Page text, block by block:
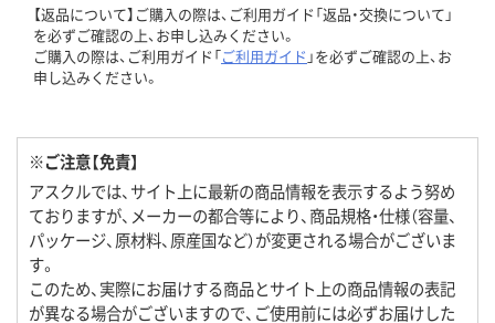
【返品について】ご購入の際は、ご利用ガイド「返品・交換について」
を必ずご確認の上、お申し込みください。
ご購入の際は、ご利用ガイド「ご利用ガイド 」を必ずご確認の上、お
申し込みください。
※ご注意【免責】
アスクルでは、サイト上に最新の商品情報を表示するよう努め
ておりますが、メーカーの都合等により、商品規格・仕様（容量、
パッケージ、原材料、原産国など）が変更される場合がございま
す。
このため、実際にお届けする商品とサイト上の商品情報の表記
が異なる場合がございますので、ご使用前には必ずお届けした